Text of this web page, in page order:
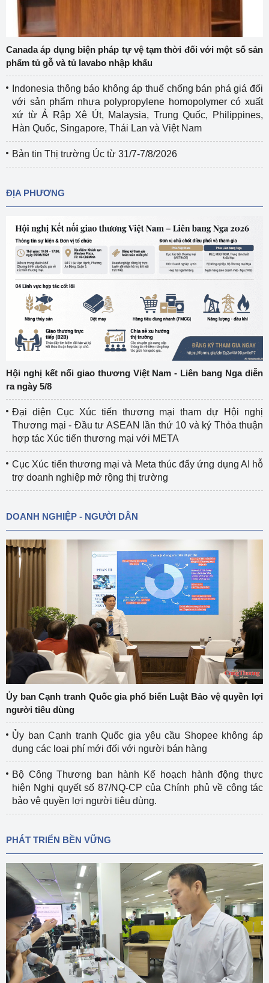
Canada áp dụng biện pháp tự vệ tạm thời đối với một số sản
phẩm tủ gỗ và tủ lavabo nhập khẩu
Indonesia thông báo không áp thuế chống bán phá giá đối
với sản phẩm nhựa polypropylene homopolymer có xuất
xứ từ Ả Rập Xê Út, Malaysia, Trung Quốc, Philippines,
Hàn Quốc, Singapore, Thái Lan và Việt Nam
Bản tin Thị trường Úc từ 31/7-7/8/2026
ĐỊA PHƯƠNG
Hội nghị kết nối giao thương Việt Nam - Liên bang Nga diễn
ra ngày 5/8
Đại diện Cục Xúc tiến thương mại tham dự Hội nghị
Thương mại - Đầu tư ASEAN lần thứ 10 và ký Thỏa thuận
hợp tác Xúc tiến thương mại với META
Cục Xúc tiến thương mại và Meta thúc đẩy ứng dụng AI hỗ
trợ doanh nghiệp mở rộng thị trường
DOANH NGHIỆP - NGƯỜI DÂN
Ủy ban Cạnh tranh Quốc gia phổ biến Luật Bảo vệ quyền lợi
người tiêu dùng
Ủy ban Cạnh tranh Quốc gia yêu cầu Shopee không áp
dụng các loại phí mới đối với người bán hàng
Bộ Công Thương ban hành Kế hoạch hành động thực
hiện Nghị quyết số 87/NQ-CP của Chính phủ về công tác
bảo vệ quyền lợi người tiêu dùng.
PHÁT TRIỂN BỀN VỮNG